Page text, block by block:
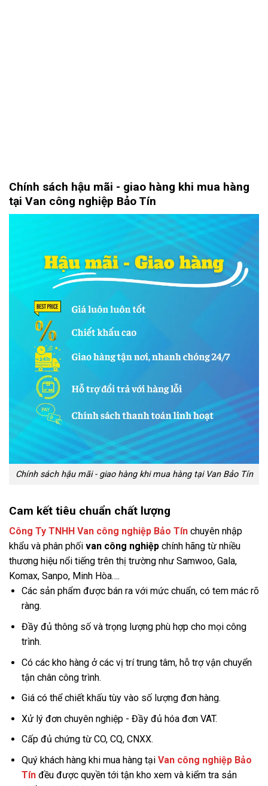
Chính sách hậu mãi - giao hàng khi mua hàng
tại Van công nghiệp Bảo Tín
Chính sách hậu mãi - giao hàng khi mua hàng tại Van Bảo Tín
Cam kết tiêu chuẩn chất lượng
Công Ty TNHH Van công nghiệp Bảo Tín chuyên nhập
khẩu và phân phối van công nghiệp chính hãng từ nhiều
thương hiệu nổi tiếng trên thị trường như Samwoo, Gala,
Komax, Sanpo, Minh Hòa….
Các sản phẩm được bán ra với mức chuẩn, có tem mác rõ
ràng.
Đầy đủ thông số và trọng lượng phù hợp cho mọi công
trình.
Có các kho hàng ở các vị trí trung tâm, hỗ trợ vận chuyển
tận chân công trình.
Giá có thể chiết khấu tùy vào số lượng đơn hàng.
Xử lý đơn chuyên nghiệp - Đầy đủ hóa đơn VAT.
Cấp đủ chứng từ CO, CQ, CNXX.
Quý khách hàng khi mua hàng tại Van công nghiệp Bảo
Tínđều được quyền tới tận kho xem và kiểm tra sản